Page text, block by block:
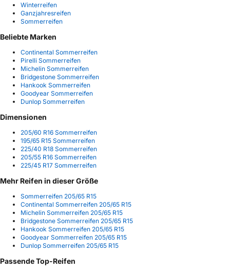
Winterreifen
Ganzjahresreifen
Sommerreifen
Beliebte Marken
Continental Sommerreifen
Pirelli Sommerreifen
Michelin Sommerreifen
Bridgestone Sommerreifen
Hankook Sommerreifen
Goodyear Sommerreifen
Dunlop Sommerreifen
Dimensionen
205/60 R16 Sommerreifen
195/65 R15 Sommerreifen
225/40 R18 Sommerreifen
205/55 R16 Sommerreifen
225/45 R17 Sommerreifen
Mehr Reifen in dieser Größe
Sommerreifen 205/65 R15
Continental Sommerreifen 205/65 R15
Michelin Sommerreifen 205/65 R15
Bridgestone Sommerreifen 205/65 R15
Hankook Sommerreifen 205/65 R15
Goodyear Sommerreifen 205/65 R15
Dunlop Sommerreifen 205/65 R15
Passende Top-Reifen